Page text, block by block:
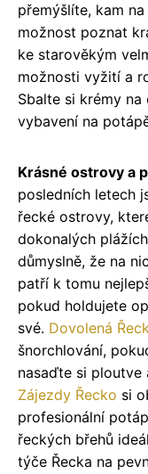
přemýšlíte, kam
možnost poznat
ke starověkým
možnosti vyžití a
Sbalte si krémy
vybavení na
Krásné ostrovy a
posledních letech
řecké ostrovy,
dokonalých
důmyslně, že na
patří k tomu
pokud holdujete
své. Dovolená
šnorchlování,
nasaďte si ploutve
Zájezdy Řecko si
profesionální
řeckých břehů
týče Řecka na